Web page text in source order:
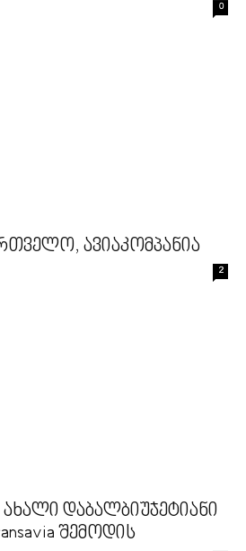
0
ავიაკომპანია
2
დაბალბიუჯეტიანი
შემოდის